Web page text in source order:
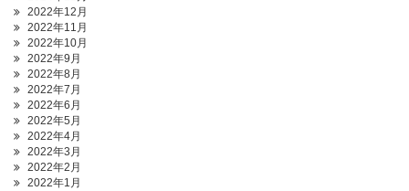
2022年12月
2022年11月
2022年10月
2022年9月
2022年8月
2022年7月
2022年6月
2022年5月
2022年4月
2022年3月
2022年2月
2022年1月